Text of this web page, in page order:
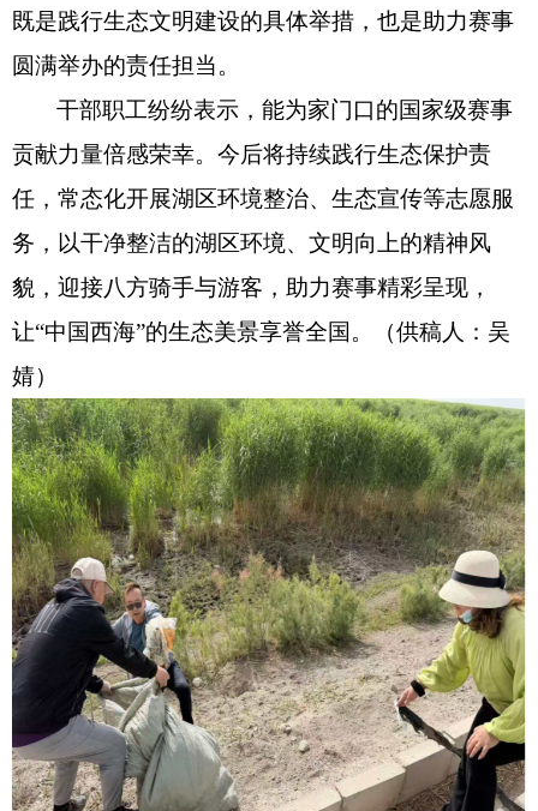
既是践行生态文明建设的具体举措，也是助力赛事
圆满举办的责任担当。
干部职工纷纷表示，能为家门口的国家级赛事
贡献力量倍感荣幸。今后将持续践行生态保护责
任，常态化开展湖区环境整治、生态宣传等志愿服
务，以干净整洁的湖区环境、文明向上的精神风
貌，迎接八方骑手与游客，助力赛事精彩呈现，
让“中国西海”的生态美景享誉全国。 （供稿人：吴
婧）